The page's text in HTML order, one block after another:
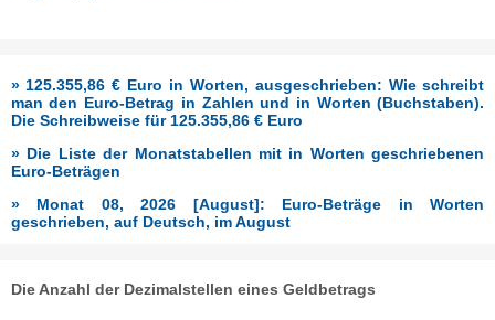
» 125.355,86 € Euro in Worten, ausgeschrieben: Wie schreibt
man den Euro-Betrag in Zahlen und in Worten (Buchstaben).
Die Schreibweise für 125.355,86 € Euro
» Die Liste der Monatstabellen mit in Worten geschriebenen
Euro-Beträgen
» Monat 08, 2026 [August]: Euro-Beträge in Worten
geschrieben, auf Deutsch, im August
Die Anzahl der Dezimalstellen eines Geldbetrags